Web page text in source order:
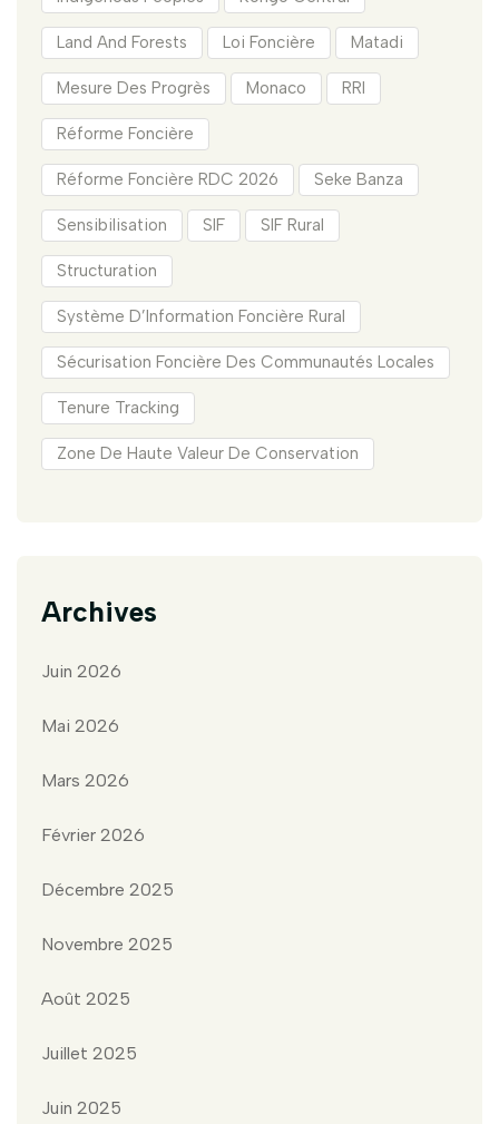
Land And Forests Loi Foncière Matadi
Mesure Des Progrès Monaco RRI
Réforme Foncière
Réforme Foncière RDC 2026 Seke Banza
Sensibilisation SIF SIF Rural
Structuration
Système D’Information Foncière Rural
Sécurisation Foncière Des Communautés Locales
Tenure Tracking
Zone De Haute Valeur De Conservation
Archives
Juin 2026
Mai 2026
Mars 2026
Février 2026
Décembre 2025
Novembre 2025
Août 2025
Juillet 2025
Juin 2025